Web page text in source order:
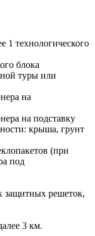
1 технологического
блока
туры или
на
на подставку
крыша, грунт
(при
под
защитных решеток,
3 км.